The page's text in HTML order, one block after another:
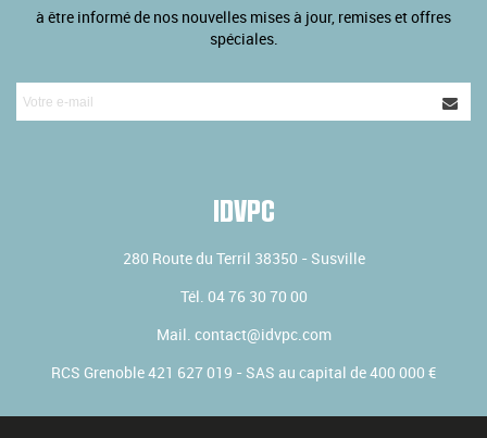
à être informé de nos nouvelles mises à jour, remises et offres
spéciales.
IDVPC
280 Route du Terril 38350 - Susville
Tél. 04 76 30 70 00
Mail. contact@idvpc.com
RCS Grenoble 421 627 019 - SAS au capital de 400 000 €